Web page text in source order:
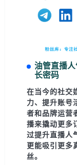
油管直播
长密码
在当今的社交
力、提升账号
者和品牌运营
播来撬动更多
过提升直播人
更能吸引更多
丝。